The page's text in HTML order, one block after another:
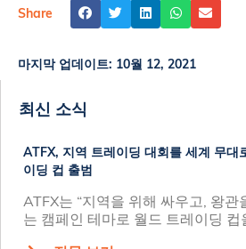
Share
마지막 업데이트: 10월 12, 2021
최신 소식
ATFX, 지역 트레이딩 대회를 세계 무대
이딩 컵 출범
ATFX는 “지역을 위해 싸우고, 왕관
는 캠페인 테마로 월드 트레이딩